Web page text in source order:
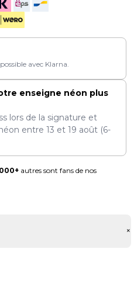
possible avec Klarna.
enseigne néon plus
lors de la signature et
entre 13 et 19 août (6-
autres sont fans de nos
+